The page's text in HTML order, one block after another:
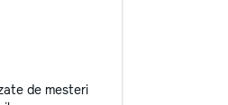
de mesteri